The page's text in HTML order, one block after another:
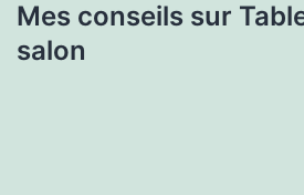
Mes conseils sur
salon